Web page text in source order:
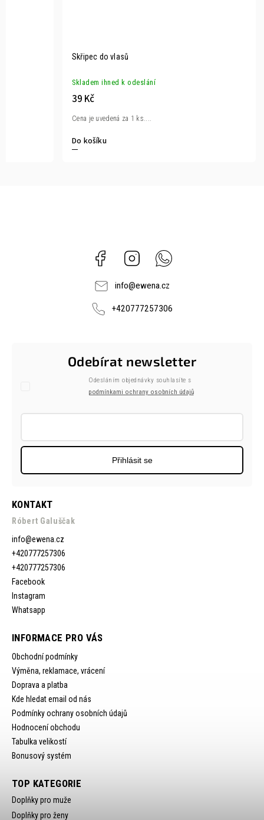
Skřipec do vlasů
Skladem ihned k odeslání
39 Kč
Do košíku
Cena je uvedená za 1 ks....
Facebook Instagram
info@ewena.cz
+420777257306
KONTAKT
Róbert Galuščak
info@ewena.cz
+420777257306
+420777257306
Facebook
Instagram
Whatsapp
INFORMACE PRO VÁS
Obchodní podmínky
Výměna, reklamace, vrácení
Doprava a platba
Kde hledat email od nás
Podmínky ochrany osobních údajů
Hodnocení obchodu
Tabulka velikostí
Bonusový systém
Odebírat newsletter
Odesláním objednávky souhlasíte s
podmínkami ochrany osobních údajů
Přihlásit se
TOP KATEGORIE
Doplňky pro muže
Doplňky pro ženy